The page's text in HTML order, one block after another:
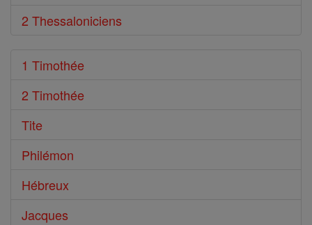
2 Thessaloniciens
1 Timothée
2 Timothée
Tite
Philémon
Hébreux
Jacques